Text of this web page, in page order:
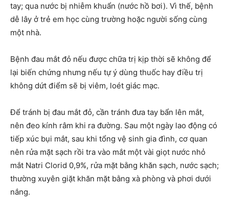
tay; qua nước bị nhiễm khuẩn (nước hồ bơi). Vì thế, bệnh
dễ lây ở trẻ em học cùng trường hoặc người sống cùng
một nhà.
Bệnh đau mắt đỏ nếu được chữa trị kịp thời sẽ không để
lại biến chứng nhưng nếu tự ý dùng thuốc hay điều trị
không dứt điểm sẽ bị viêm, loét giác mạc.
Để tránh bị đau mắt đỏ, cần tránh đưa tay bẩn lên mắt,
nên đeo kính râm khi ra đường. Sau một ngày lao động có
tiếp xúc bụi mắt, sau khi tổng vệ sinh gia đình, cơ quan
nên rửa mặt sạch rồi tra vào mắt một vài giọt nước nhỏ
mắt Natri Clorid 0,9%, rửa mặt bằng khăn sạch, nước sạch;
thường xuyên giặt khăn mặt bằng xà phòng và phơi dưới
nắng.